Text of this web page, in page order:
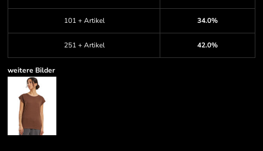
101 + Artikel 34.0%
251 + Artikel 42.0%
weitere Bilder